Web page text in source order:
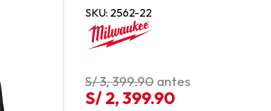
SKU: 2562-22
S/ 3, 399.90 antes
S/ 2, 399.90